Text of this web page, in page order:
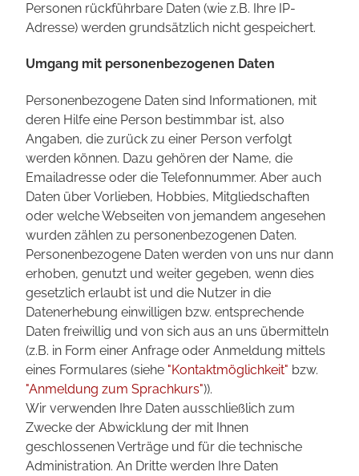
Personen rückführbare Daten (wie z.B. Ihre IP-
Adresse) werden grundsätzlich nicht gespeichert.
Umgang mit personenbezogenen Daten
Personenbezogene Daten sind Informationen, mit
deren Hilfe eine Person bestimmbar ist, also
Angaben, die zurück zu einer Person verfolgt
werden können. Dazu gehören der Name, die
Emailadresse oder die Telefonnummer. Aber auch
Daten über Vorlieben, Hobbies, Mitgliedschaften
oder welche Webseiten von jemandem angesehen
wurden zählen zu personenbezogenen Daten.
Personenbezogene Daten werden von uns nur dann
erhoben, genutzt und weiter gegeben, wenn dies
gesetzlich erlaubt ist und die Nutzer in die
Datenerhebung einwilligen bzw. entsprechende
Daten freiwillig und von sich aus an uns übermitteln
(z.B. in Form einer Anfrage oder Anmeldung mittels
eines Formulares (siehe "Kontaktmöglichkeit" bzw.
"Anmeldung zum Sprachkurs")).
Wir verwenden Ihre Daten ausschließlich zum
Zwecke der Abwicklung der mit Ihnen
geschlossenen Verträge und für die technische
Administration. An Dritte werden Ihre Daten